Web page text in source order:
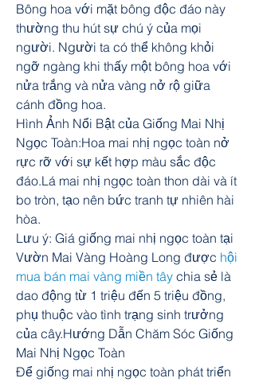
Bông hoa với mặt bông độc đáo này
thường thu hút sự chú ý của mọi
người. Người ta có thể không khỏi
ngỡ ngàng khi thấy một bông hoa với
nửa trắng và nửa vàng nở rộ giữa
cánh đồng hoa.
Hình Ảnh Nổi Bật của Giống Mai Nhị
Ngọc Toàn:Hoa mai nhị ngọc toàn nở
rực rỡ với sự kết hợp màu sắc độc
đáo.Lá mai nhị ngọc toàn thon dài và ít
bo tròn, tạo nên bức tranh tự nhiên hài
hòa.
Lưu ý: Giá giống mai nhị ngọc toàn tại
Vườn Mai Vàng Hoàng Long được hội
mua bán mai vàng miền tây chia sẻ là
dao động từ 1 triệu đến 5 triệu đồng,
phụ thuộc vào tình trạng sinh trưởng
của cây.Hướng Dẫn Chăm Sóc Giống
Mai Nhị Ngọc Toàn
Để giống mai nhị ngọc toàn phát triển